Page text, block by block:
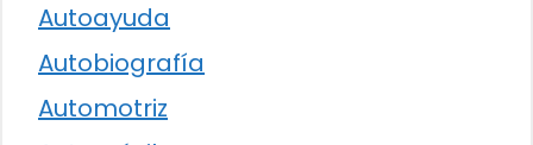
Autoayuda
Autobiografía
Automotriz